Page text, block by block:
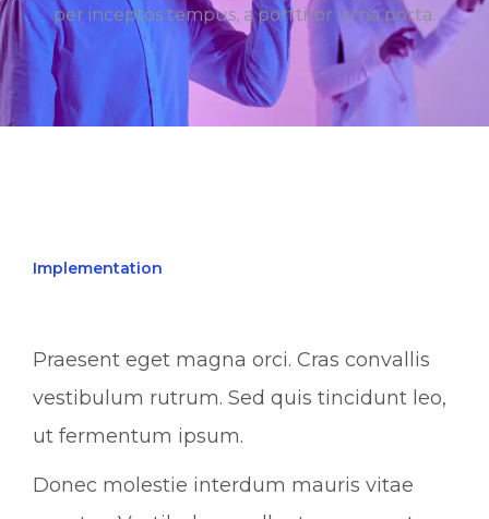
per inceptos tempus, a porttitor urna porta.
Implementation
Praesent eget magna orci. Cras convallis
vestibulum rutrum. Sed quis tincidunt leo,
ut fermentum ipsum.
Donec molestie interdum mauris vitae